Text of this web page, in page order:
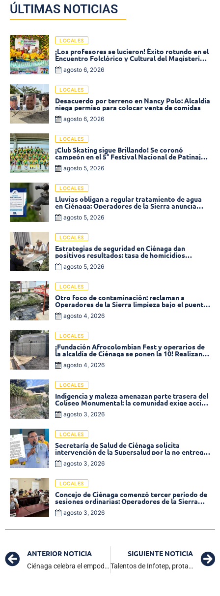
ÚLTIMAS NOTICIAS
LOCALES
¡Los profesores se lucieron! Éxito rotundo en el
Encuentro Folclórico y Cultural del Magisterio
2026 en Ciénaga
agosto 6, 2026
LOCALES
Desacuerdo por terreno en Nancy Polo: Alcaldía
niega permiso para colocar venta de comidas
agosto 6, 2026
LOCALES
¡Club Skating sigue Brillando! Se coronó
campeón en el 5° Festival Nacional de Patinaje
«Soledad sobre Ruedas»
agosto 5, 2026
LOCALES
Lluvias obligan a regular tratamiento de agua
en Ciénaga: Operadores de la Sierra anuncia
baja presión en varios sectores
agosto 5, 2026
LOCALES
Estrategias de seguridad en Ciénaga dan
positivos resultados: tasa de homicidios
disminuyó un 58% en 2026
agosto 5, 2026
LOCALES
Otro foco de contaminación: reclaman a
Operadores de la Sierra limpieza bajo el puente
de la calle 19 con carrera 11
agosto 4, 2026
LOCALES
¡Fundación Afrocolombian Fest y operarios de
la alcaldía de Ciénaga se ponen la 10! Realizan
limpieza de la parte posterior del Coliseo
Monumental
agosto 4, 2026
LOCALES
Indigencia y maleza amenazan parte trasera del
Coliseo Monumental: la comunidad exige acción
inmediata!
agosto 3, 2026
LOCALES
Secretaría de Salud de Ciénaga solicita
intervención de la Supersalud por la no entrega
de medicamentos en las EPS
agosto 3, 2026
LOCALES
Concejo de Ciénaga comenzó tercer período de
sesiones ordinarias: Operadores de la Sierra
tema central de la plenaria
agosto 3, 2026
ANTERIOR NOTICIA
Ciénaga celebra el empoderamiento femenino con el Foro Mujeres Exitosas
SIGUIENTE NOTICIA
Talentos de Infotep, protagonistas en la Semana Cultural ‘Green Fest’ 2024